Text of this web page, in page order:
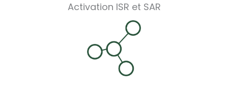
Activation ISR et SAR